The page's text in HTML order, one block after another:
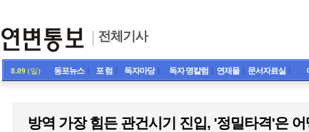
전체기사
8.09 (일) 동포뉴스ㅣ 포 럼 독자마당ㅣ 독자 명칼럼 연재물ㅣ 문서자료실
방역 가장 힘든 관건시기 진입, '정밀타격'은